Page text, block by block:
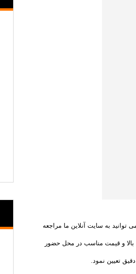
توانید به سایت آنلاین ما مراجعه
و قیمت مناسب در محل حضور
تعیین نمود.